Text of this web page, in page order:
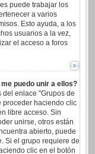
puede trabajar los
a varios
Esto ayuda, a los
usuarios a la vez,
el acceso a foros
puedo unir a ellos?
del enlace "Grupos de
proceder haciendo clic
libre acceso. Sin
unirse, otros están
abierto, puede
Si el grupo requiere de
clic en el botón